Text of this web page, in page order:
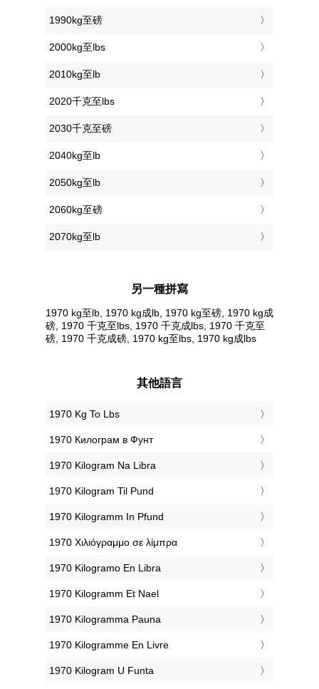
1990kg至磅
2000kg至lbs
2010kg至lb
2020千克至lbs
2030千克至磅
2040kg至lb
2050kg至lb
2060kg至磅
2070kg至lb
另一種拼寫
1970 kg至lb, 1970 kg成lb, 1970 kg至磅, 1970 kg成
磅, 1970 千克至lbs, 1970 千克成lbs, 1970 千克至
磅, 1970 千克成磅, 1970 kg至lbs, 1970 kg成lbs
其他語言
‎1970 Kg To Lbs
‎1970 Килограм в Фунт
‎1970 Kilogram Na Libra
‎1970 Kilogram Til Pund
‎1970 Kilogramm In Pfund
‎1970 Χιλιόγραμμο σε λίμπρα
‎1970 Kilogramo En Libra
‎1970 Kilogramm Et Nael
‎1970 Kilogramma Pauna
‎1970 Kilogramme En Livre
‎1970 Kilogram U Funta